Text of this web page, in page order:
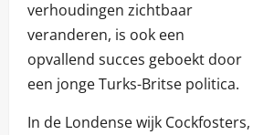
verhoudingen zichtbaar
veranderen, is ook een
opvallend succes geboekt door
een jonge Turks-Britse politica.
In de Londense wijk Cockfosters,